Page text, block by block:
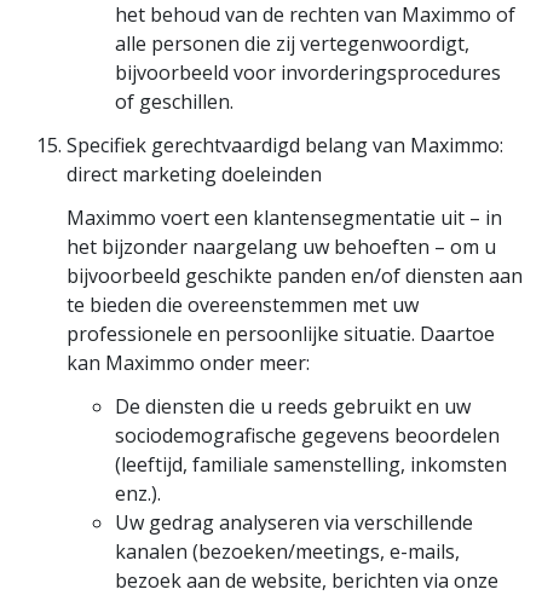
het behoud van de rechten van Maximmo of
alle personen die zij vertegenwoordigt,
bijvoorbeeld voor invorderingsprocedures
of geschillen.
Specifiek gerechtvaardigd belang van Maximmo:
direct marketing doeleinden
Maximmo voert een klantensegmentatie uit – in
het bijzonder naargelang uw behoeften – om u
bijvoorbeeld geschikte panden en/of diensten aan
te bieden die overeenstemmen met uw
professionele en persoonlijke situatie. Daartoe
kan Maximmo onder meer:
De diensten die u reeds gebruikt en uw
sociodemografische gegevens beoordelen
(leeftijd, familiale samenstelling, inkomsten
enz.).
Uw gedrag analyseren via verschillende
kanalen (bezoeken/meetings, e-mails,
bezoek aan de website, berichten via onze